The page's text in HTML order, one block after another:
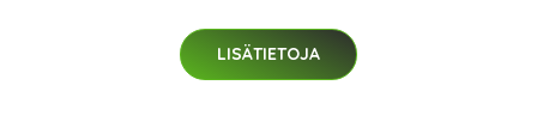
LISÄTIETOJA